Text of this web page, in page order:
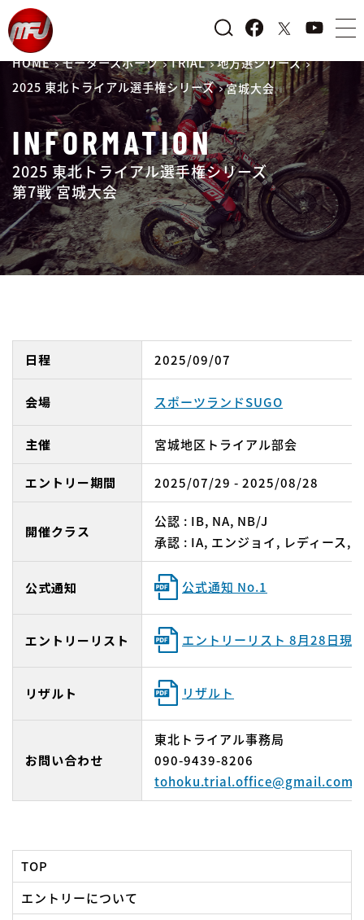
HOME モータースポーツ TRIAL
地方選シリーズ
2025 東北トライアル選手権シリーズ
宮城大会
INFORMATION
2025 東北トライアル選手権シリーズ
第7戦 宮城大会
日程 2025/09/07
会場 スポーツランドSUGO
主催 宮城地区トライアル部会
エントリー期間 2025/07/29 - 2025/08/28
開催クラス
公認 : IB, NA, NB/J
承認 : IA, エンジョイ, レディース,
公式通知 公式通知 No.1
エントリーリスト エントリーリスト 8月28日現
リザルト リザルト
お問い合わせ
東北トライアル事務局
090-9439-8206
tohoku.trial.office@gmail.com
TOP
エントリーについて